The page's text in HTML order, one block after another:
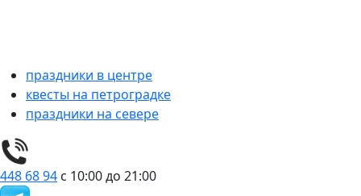
праздники в центре
квесты на петроградке
праздники на севере
448 68 94 с 10:00 до 21:00